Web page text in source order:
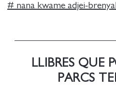
# nana kwame adjei-
LLIBRES QUE
PARCS